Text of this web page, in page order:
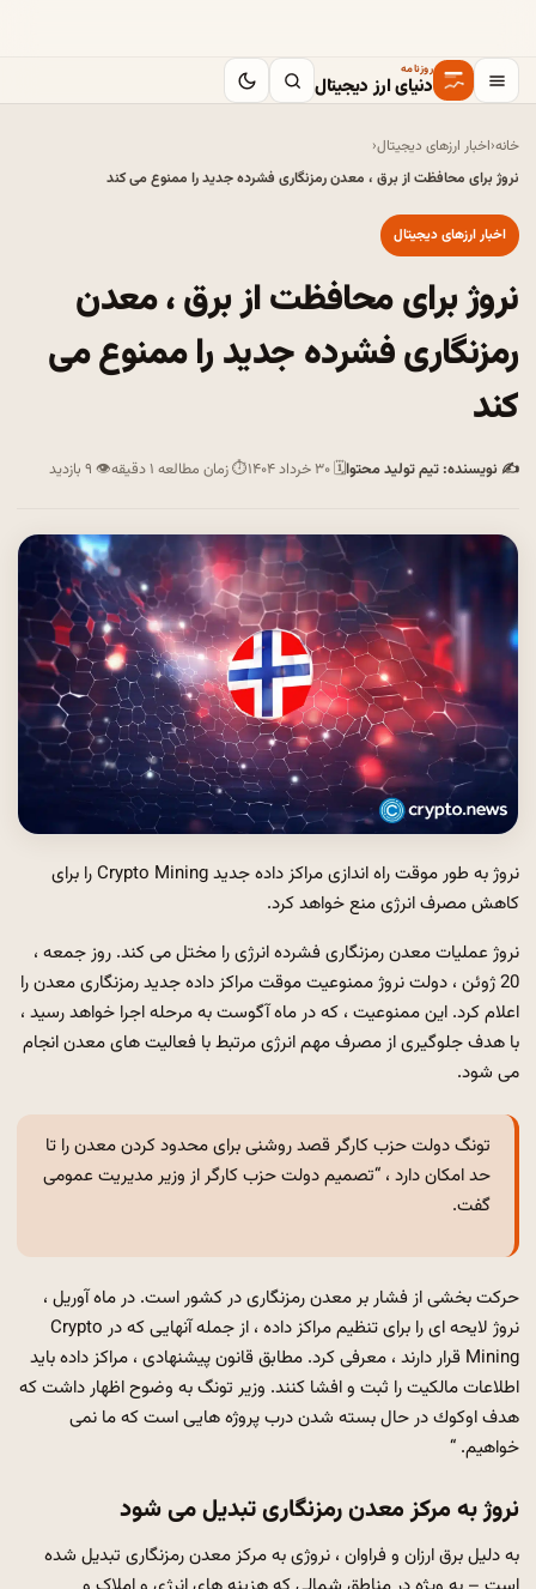
روزنامه
دنیای ارز دیجیتال
خانه‹اخبار ارزهای دیجیتال‹
نروژ برای محافظت از برق ، معدن رمزنگاری فشرده جدید را ممنوع می کند
اخبار ارزهای دیجیتال
نروژ برای محافظت از برق ، معدن
رمزنگاری فشرده جدید را ممنوع می
کند
✍ نویسنده: تیم تولید محتوا🗓 ۳۰ خرداد ۱۴۰۴ ⏱ زمان مطالعه ۱ دقیقه 👁 ۹ بازدید
نروژ به طور موقت راه اندازی مراکز داده جدید Crypto Mining را برای
کاهش مصرف انرژی منع خواهد کرد.
نروژ عملیات معدن رمزنگاری فشرده انرژی را مختل می کند. روز جمعه ،
20 ژوئن ، دولت نروژ ممنوعیت موقت مراکز داده جدید رمزنگاری معدن را
اعلام کرد. این ممنوعیت ، که در ماه آگوست به مرحله اجرا خواهد رسید ،
با هدف جلوگیری از مصرف مهم انرژی مرتبط با فعالیت های معدن انجام
می شود.
تونگ دولت حزب کارگر قصد روشنی برای محدود کردن معدن را تا
حد امکان دارد ، “تصمیم دولت حزب کارگر از وزیر مدیریت عمومی
گفت.
حرکت بخشی از فشار بر معدن رمزنگاری در کشور است. در ماه آوریل ،
نروژ لایحه ای را برای تنظیم مراکز داده ، از جمله آنهایی که در Crypto
Mining قرار دارند ، معرفی کرد. مطابق قانون پیشنهادی ، مراکز داده باید
اطلاعات مالکیت را ثبت و افشا کنند. وزیر تونگ به وضوح اظهار داشت كه
هدف اوكوك در حال بسته شدن درب پروژه هایی است كه ما نمی
خواهیم. “
نروژ به مرکز معدن رمزنگاری تبدیل می شود
به دلیل برق ارزان و فراوان ، نروژی به مرکز معدن رمزنگاری تبدیل شده